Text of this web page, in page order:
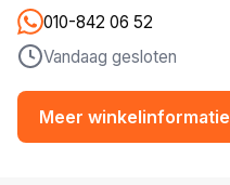
010-842 06 52
Vandaag gesloten
Meer winkelinformatie